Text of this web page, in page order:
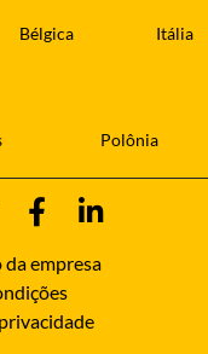
Bélgica Itália
Polônia
empresa